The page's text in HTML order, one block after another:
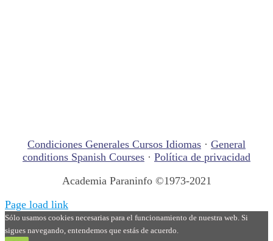
Condiciones Generales Cursos Idiomas · General
conditions Spanish Courses · Política de privacidad
Academia Paraninfo ©1973-2021
Page load link
Sólo usamos cookies necesarias para el funcionamiento de nuestra web. Si
sigues navegando, entendemos que estás de acuerdo.